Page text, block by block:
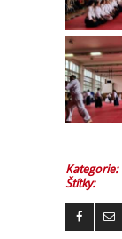
Kategorie:
Štítky: